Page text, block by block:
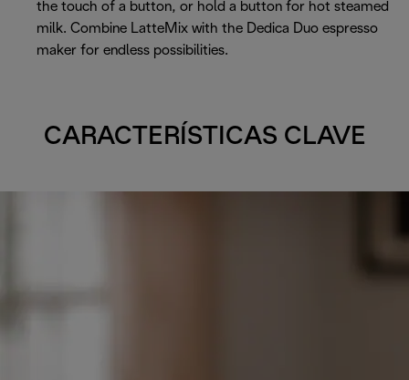
the touch of a button, or hold a button for hot steamed
milk. Combine LatteMix with the Dedica Duo espresso
maker for endless possibilities.
CARACTERÍSTICAS CLAVE